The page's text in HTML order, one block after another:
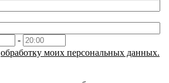
-
обработку моих персональных данных.